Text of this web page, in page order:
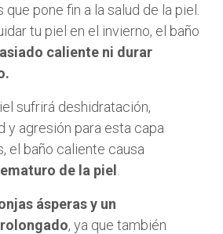
pone fin a la salud de la piel.
tu piel en el invierno, el baño
caliente ni durar
sufrirá deshidratación,
y agresión para esta capa
el baño caliente causa
de la piel
ásperas y un
, ya que también